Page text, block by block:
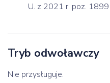
U. z 2021 r. poz. 1899
Tryb odwoławczy
Nie przysługuje.